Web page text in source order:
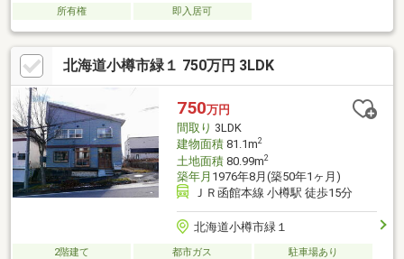
所有権
即入居可
北海道小樽市緑１ 750万円 3LDK
750万円
間取り 3LDK
建物面積81.1m2
土地面積80.99m2
築年月 1976年8月(築50年1ヶ月)
ＪＲ函館本線 小樽駅 徒歩15分
北海道小樽市緑１
2階建て 都市ガス 駐車場あり